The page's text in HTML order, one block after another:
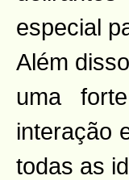
especial
Além
uma
interação
todas as